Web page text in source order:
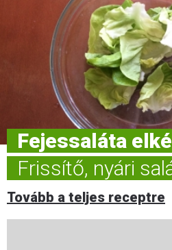
Fejessaláta
Frissítő, nyári
Tovább a teljes receptre